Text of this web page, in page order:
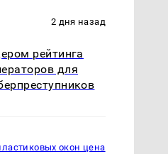
2 дня назад
рейтинга
для
окон цена